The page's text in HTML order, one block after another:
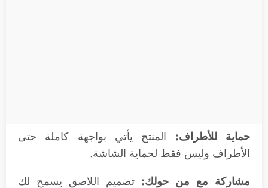
حماية للأطراف: المنتج يأتي بواجهة كاملة حتى
الأطراف وليس فقط لحماية الشاشة.
مشاركة مع من حولك: تصميم اللاصق يسمح لك